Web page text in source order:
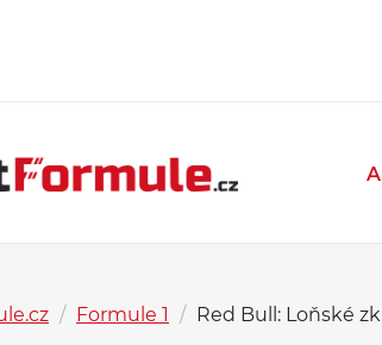
/ Formule 1 / Red Bull: Loňské